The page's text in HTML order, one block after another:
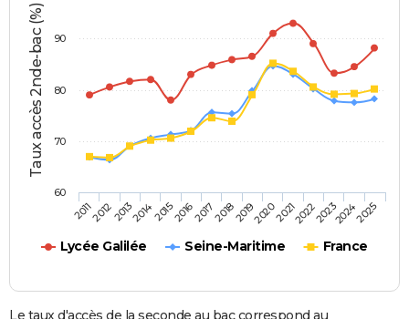
Taux accès 2nde-bac (%)
Lycée Galilée Seine-Maritime France
201120122013201420152016201720182019202020212022202320242025
60
70
80
90
Le taux d'accès de la seconde au bac correspond au